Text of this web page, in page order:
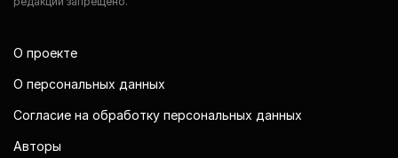
О проекте
О персональных данных
Согласие на обработку персональных данных
Авторы